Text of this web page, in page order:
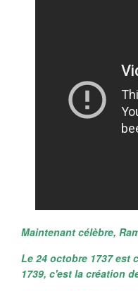
Maintenant célèbre,
Le 24 octobre 1737 est
1739, c'est la création